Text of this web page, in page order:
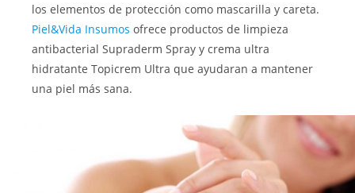
los elementos de protección como mascarilla y careta.
Piel&Vida Insumos ofrece productos de limpieza
antibacterial Supraderm Spray y crema ultra
hidratante Topicrem Ultra que ayudaran a mantener
una piel más sana.